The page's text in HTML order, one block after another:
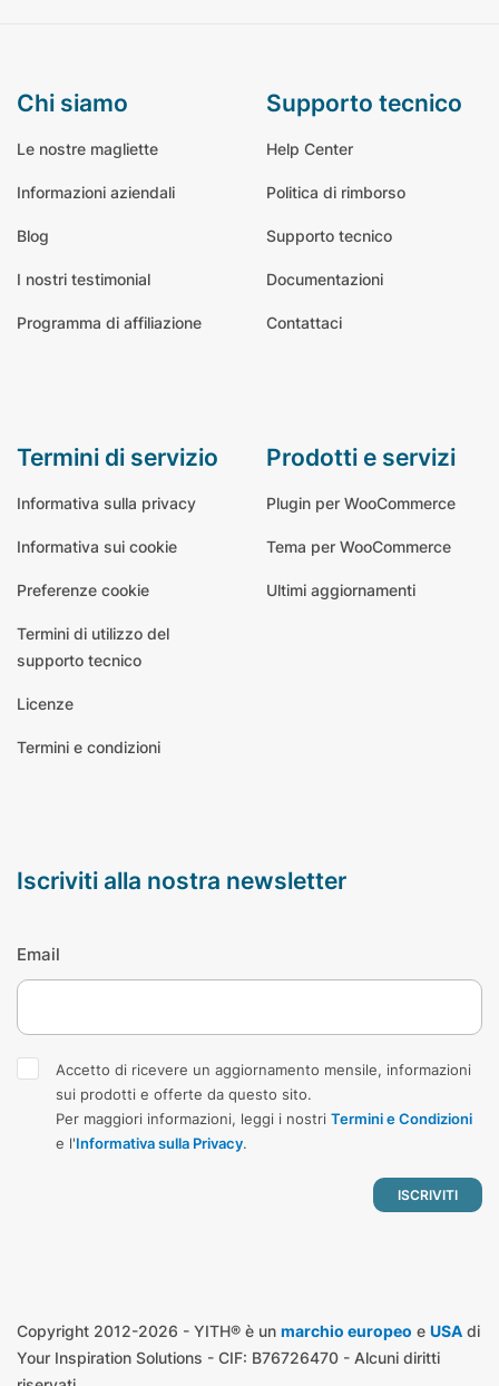
chi siamo
Le nostre magliette
Informazioni aziendali
Blog
I nostri testimonial
Programma di affiliazione
supporto tecnico
Help Center
Politica di rimborso
Supporto tecnico
Documentazioni
Contattaci
termini di servizio
Informativa sulla privacy
Informativa sui cookie
Preferenze cookie
Termini di utilizzo del
supporto tecnico
Licenze
Termini e condizioni
prodotti e servizi
Plugin per WooCommerce
Tema per WooCommerce
Ultimi aggiornamenti
iscriviti alla nostra newsletter
Email
Accetto di ricevere un aggiornamento mensile, informazioni
sui prodotti e offerte da questo sito.
Per maggiori informazioni, leggi i nostri Termini e Condizioni
e l'Informativa sulla Privacy.
Copyright 2012-2026 - YITH® è un marchio europeo e USA di
Your Inspiration Solutions - CIF: B76726470 - Alcuni diritti